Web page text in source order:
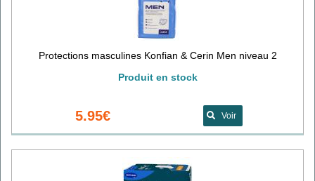
Protections masculines Konfian & Cerin Men niveau 2
Produit en stock
5.95€ Voir